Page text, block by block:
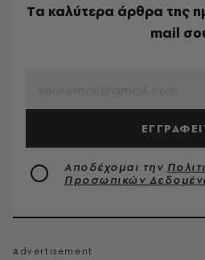
Tα καλύτερα άρθρα της
mail
Αποδέχομαι την
Προσωπικών